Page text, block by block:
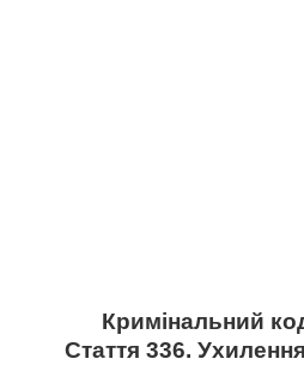
Кримінальний
Стаття 336.